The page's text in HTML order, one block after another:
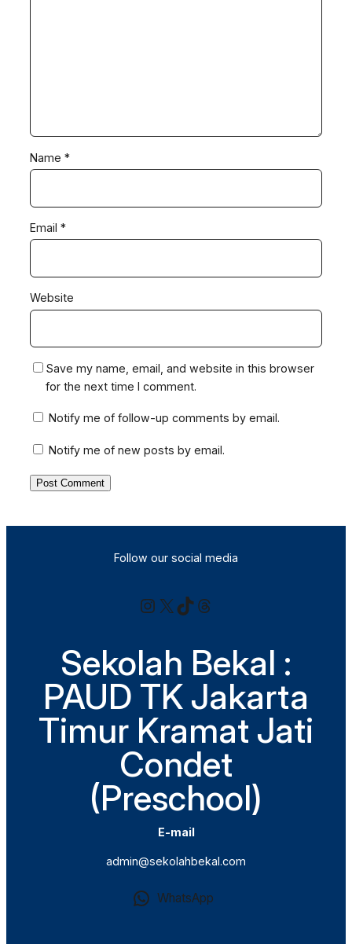
Name *
Email *
Website
Save my name, email, and website in this browser
for the next time I comment.
Notify me of follow-up comments by email.
Notify me of new posts by email.
Follow our social media
Instagram X TikTok Threads
Sekolah Bekal :
PAUD TK Jakarta
Timur Kramat Jati
Condet
(Preschool)
E-mail
admin@sekolahbekal.com
WhatsApp